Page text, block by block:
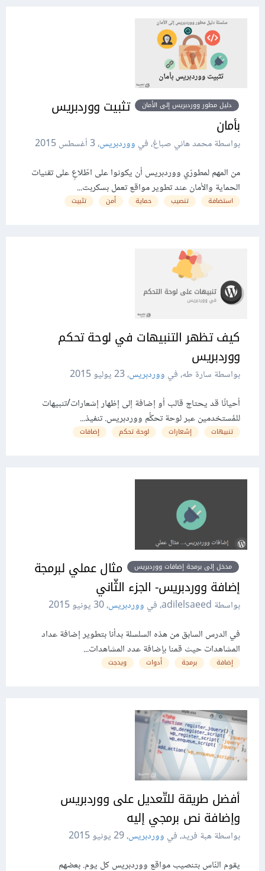
دليل مطور ووردبريس إلى الأمان
تثبيت ووردبريس
بأمان
بواسطة محمد هاني صباغ، في ووردبريس،3 أغسطس 2015
من المهم لمطورّي ووردبريس أن يكونوا على اطّلاعٍ على تقنيات
الحماية والأمان عند تطوير مواقع تعمل بسكربت...
استضافة تنصيب حماية أمن تثبيت
كيف تظهر التنبيهات في لوحة تحكم
ووردبريس
بواسطة سارة طه، في ووردبريس،23 يوليو 2015
أحيانًا قد يحتاج قالب أو إضافة إلى إظهار إشعارات/تنبيهات
للمُستخدمين عبر لوحة تحكُّم ووردبريس. تنفيذ...
تنبيهات إشعارات لوحة تحكم إضافات
مدخل إلى برمجة إضافات ووردبريس
مثال عملي لبرمجة
إضافة ووردبريس- الجزء الثّاني
بواسطة adilelsaeed، في ووردبريس،30 يونيو 2015
في الدرس السابق من هذه السلسلة بدأنا بتطوير إضافة عداد
المشاهدات حيث قمنا بإضافة عدد المشاهدات...
إضافة برمجة أدوات ويدجت
أفضل طريقة للتّعديل على ووردبريس
وإضافة نص برمجي إليه
بواسطة هبة فريد، في ووردبريس،29 يونيو 2015
يقوم النّاس بتنصيب مواقع ووردبريس كل يوم. بعضهم